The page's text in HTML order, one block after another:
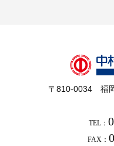
〒810-0034 福
TEL：
FAX：